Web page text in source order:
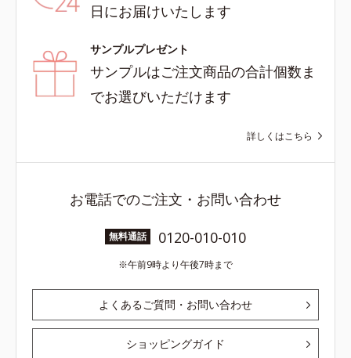
日にお届けいたします
サンプルプレゼント
サンプルはご注文商品の合計個数ま
でお選びいただけます
詳しくはこちら
お電話でのご注文・お問い合わせ
無料通話 0120-010-010
午前9時より午後7時まで
よくあるご質問・お問い合わせ
ショッピングガイド